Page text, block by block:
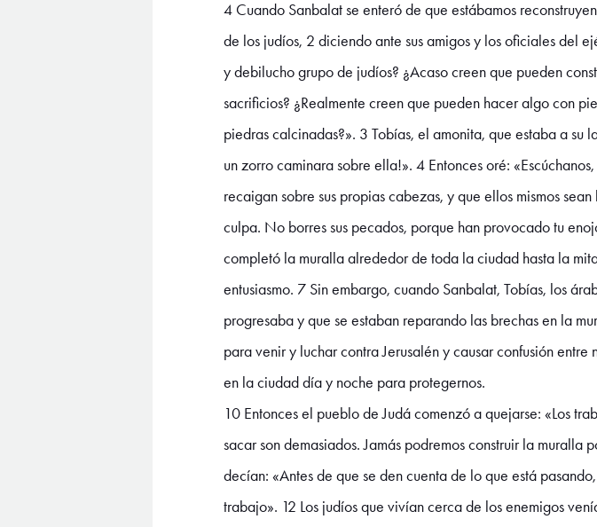
4 Cuando Sanbalat se enteró de que estábamos
de los judíos, 2 diciendo ante sus amigos y los oficiales del
y debilucho grupo de judíos? ¿Acaso creen que pueden
sacrificios? ¿Realmente creen que pueden hacer algo con
piedras calcinadas?». 3 Tobías, el amonita, que estaba a su
un zorro caminara sobre ella!». 4 Entonces oré:
recaigan sobre sus propias cabezas, y que ellos mismos
culpa. No borres sus pecados, porque han provocado tu
completó la muralla alrededor de toda la ciudad hasta la
entusiasmo. 7 Sin embargo, cuando Sanbalat, Tobías, los
progresaba y que se estaban reparando las brechas en la
para venir y luchar contra Jerusalén y causar confusión
en la ciudad día y noche para protegernos.
10 Entonces el pueblo de Judá comenzó a quejarse: «Los
sacar son demasiados. Jamás podremos construir la muralla
decían: «Antes de que se den cuenta de lo que está
trabajo». 12 Los judíos que vivían cerca de los enemigos